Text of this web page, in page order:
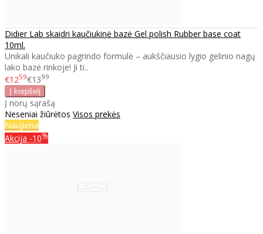
Didier Lab skaidri kaučiukinė bazė Gel polish Rubber base coat
10ml.
Unikali kaučiuko pagrindo formulė – aukščiausio lygio gelinio nagų
lako bazė rinkoje! Ji ti..
€1259€1399
Į norų sąrašą
Neseniai žiūrėtos Visos prekės
Naujiena
Akcija -10%